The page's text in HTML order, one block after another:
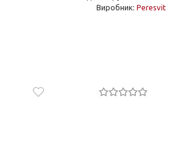
Виробник: Peresvit